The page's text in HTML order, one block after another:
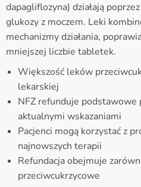
dapagliflozyna) działają
glukozy z moczem. Leki
mechanizmy działania,
mniejszej liczbie tabletek.
Większość leków
lekarskiej
NFZ refunduje podstawowe
aktualnymi wskazaniami
Pacjenci mogą korzystać z
najnowszych terapii
Refundacja obejmuje
przeciwcukrzycowe